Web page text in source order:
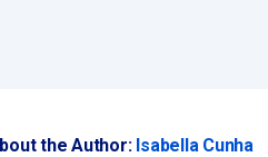
the Author: Isabella Cunha